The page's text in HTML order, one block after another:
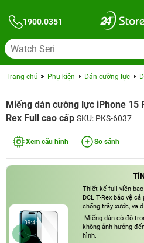
1900.0351
Trang chủ Phụ kiện Dán cường lực
Miếng dán cường lực iPhone 15
Rex Full cao cấp SKU: PKS-6037
Xem cấu hình So sánh
Thiết kế full viền
DCL T-Rex bảo vệ
chống trầy xước, va
Miếng dán có độ
không ảnh hưởng
hình.